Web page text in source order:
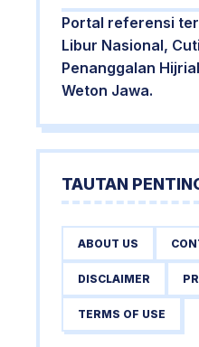
Portal referensi
Libur Nasional,
Penanggalan
Weton Jawa.
TAUTAN
ABOUT US
DISCLAIMER
TERMS OF USE